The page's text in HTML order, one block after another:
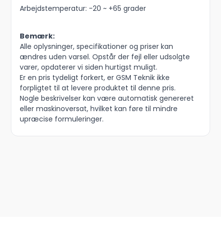
Arbejdstemperatur: -20 ~ +65 grader
Bemærk:
Alle oplysninger, specifikationer og priser kan
ændres uden varsel. Opstår der fejl eller udsolgte
varer, opdaterer vi siden hurtigst muligt.
Er en pris tydeligt forkert, er GSM Teknik ikke
forpligtet til at levere produktet til denne pris.
Nogle beskrivelser kan være automatisk genereret
eller maskinoversat, hvilket kan føre til mindre
upræcise formuleringer.